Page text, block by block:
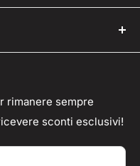
rimanere sempre
sconti esclusivi!